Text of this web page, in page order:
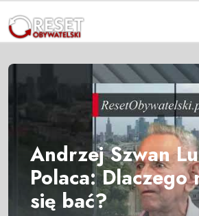
Andrzej Szwan
Polaca: Dlaczego
się bać?